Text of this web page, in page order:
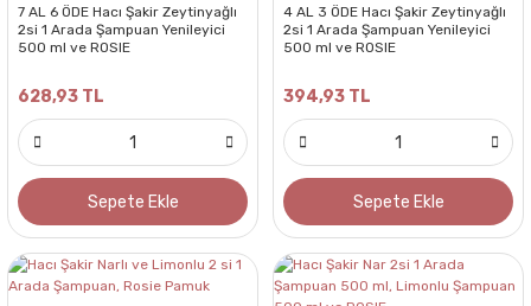
7 AL 6 ÖDE Hacı Şakir Zeytinyağlı
2si 1 Arada Şampuan Yenileyici
500 ml ve ROSIE
628,93 TL
Sepete Ekle
4 AL 3 ÖDE Hacı Şakir Zeytinyağlı
2si 1 Arada Şampuan Yenileyici
500 ml ve ROSIE
394,93 TL
Sepete Ekle